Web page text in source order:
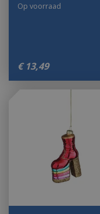
€ 13,49
Op voorraad